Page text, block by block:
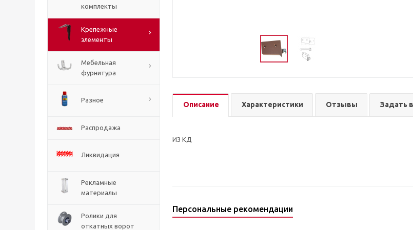
комплекты
Крепежные
элементы
Мебельная
фурнитура
Разное
Распродажа
Ликвидация
Рекламные
материалы
Ролики для
откатных ворот
Описание Характеристики Отзывы Задать
ИЗ КД
Персональные рекомендации